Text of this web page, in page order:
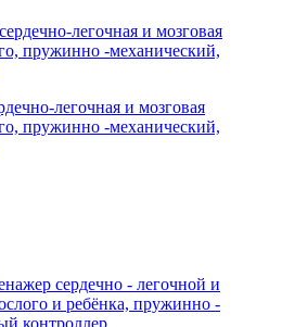
легочная и мозговая
пружинно -механический,